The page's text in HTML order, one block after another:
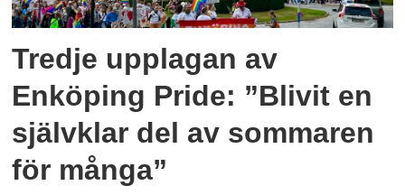
Tredje upplagan av
Enköping Pride: ”Blivit en
självklar del av sommaren
för många”